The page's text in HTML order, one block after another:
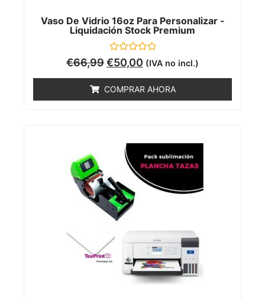
Vaso De Vidrio 16oz Para Personalizar -
Liquidación Stock Premium
Valorado
con
5
€66,99€50,00 (IVA no incl.)
COMPRAR AHORA